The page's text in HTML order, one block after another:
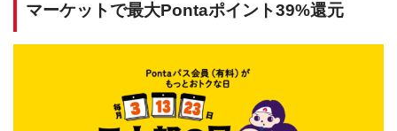
マーケットで最大Pontaポイント39%還元